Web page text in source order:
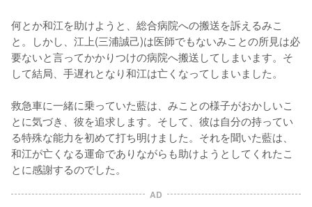
何とか和江を助けようと、総合病院への搬送を訴えるみこ
と。しかし、江上(三浦誠己)は医師でもないみことの所見は必
要ないと言ってかかりつけの病院へ搬送してしまいます。そ
して結局、手遅れとなり和江は亡くなってしまいました。
救急車に一緒に乗っていた藍は、みことの様子がおかしいこ
とに気づき、彼を追求します。そして、彼は自分の持ってい
る特殊な能力を初めて打ち明けました。それを聞いた藍は、
和江が亡くなる運命でありながらも助けようとしてくれたこ
とに感謝するのでした。
AD